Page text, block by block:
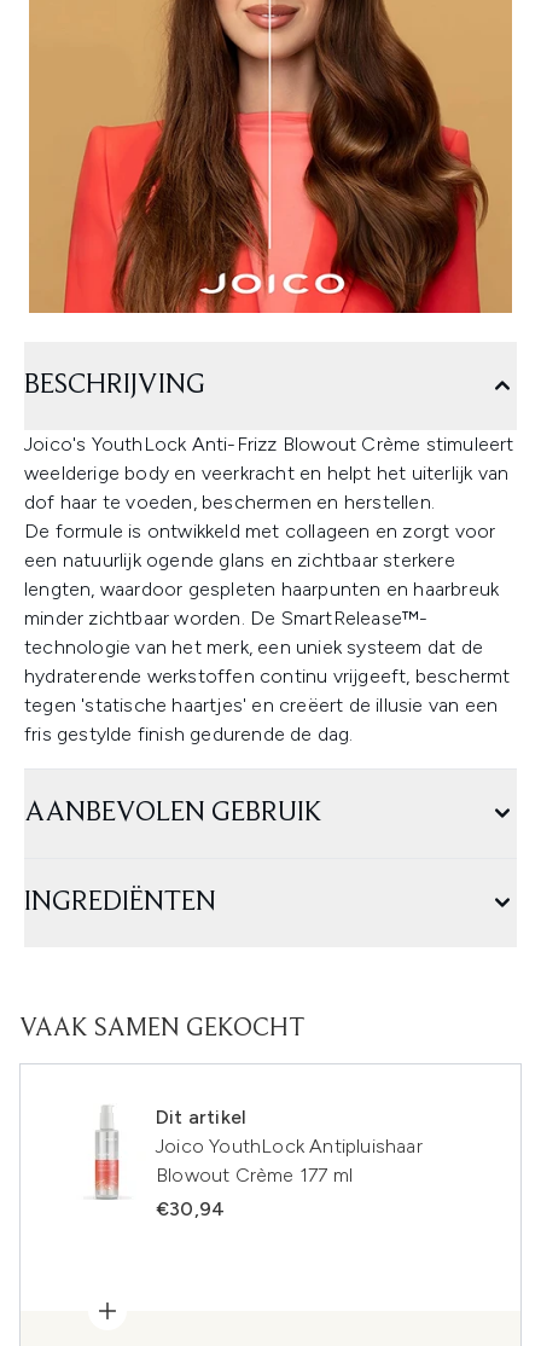
BESCHRIJVING
Joico's YouthLock Anti-Frizz Blowout Crème stimuleert
weelderige body en veerkracht en helpt het uiterlijk van
dof haar te voeden, beschermen en herstellen.
De formule is ontwikkeld met collageen en zorgt voor
een natuurlijk ogende glans en zichtbaar sterkere
lengten, waardoor gespleten haarpunten en haarbreuk
minder zichtbaar worden. De SmartRelease™-
technologie van het merk, een uniek systeem dat de
hydraterende werkstoffen continu vrijgeeft, beschermt
tegen 'statische haartjes' en creëert de illusie van een
fris gestylde finish gedurende de dag.
AANBEVOLEN GEBRUIK
INGREDIËNTEN
VAAK SAMEN GEKOCHT
Dit artikel
Joico YouthLock Antipluishaar
Blowout Crème 177 ml
€30,94